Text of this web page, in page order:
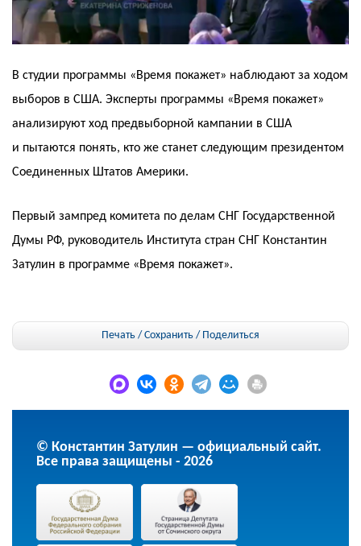
В студии программы «Время покажет» наблюдают за ходом
выборов в США. Эксперты программы «Время покажет»
анализируют ход предвыборной кампании в США
и пытаются понять, кто же станет следующим президентом
Соединенных Штатов Америки.
Первый зампред комитета по делам СНГ Государственной
Думы РФ, руководитель Института стран СНГ Константин
Затулин в программе «Время покажет».
Печать / Сохранить / Поделиться
© Константин Затулин — официальный сайт.
Все права защищены - 2026